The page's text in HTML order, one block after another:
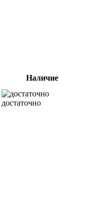
Наличие
достаточно